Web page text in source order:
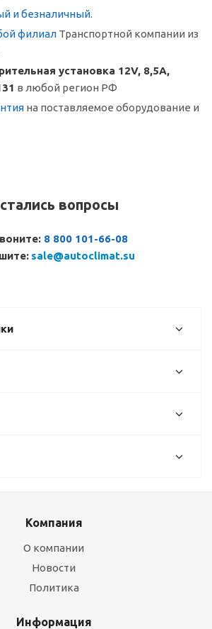
и безналичный.
филиал Транспортной компании из
установка 12V, 8,5A,
в любой регион РФ
на поставляемое оборудование и
вопросы
8 800 101-66-08
sale@autoclimat.su
Компания
О компании
Новости
Политика
Информация